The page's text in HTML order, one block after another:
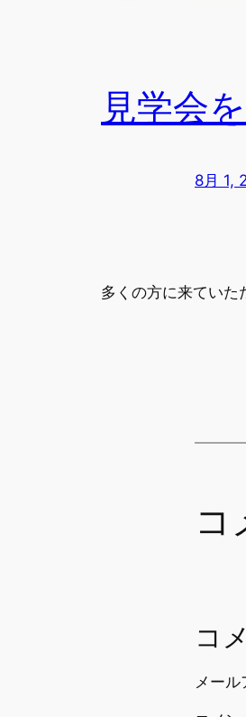
見学会
8月 1,
多くの方に来ていた
コ
コ
メー